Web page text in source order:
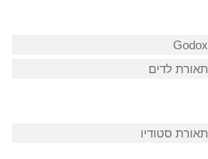
Godox
תאורת לדים
תאורת סטודיו